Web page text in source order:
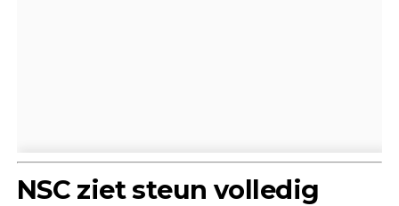
NSC ziet steun volledig